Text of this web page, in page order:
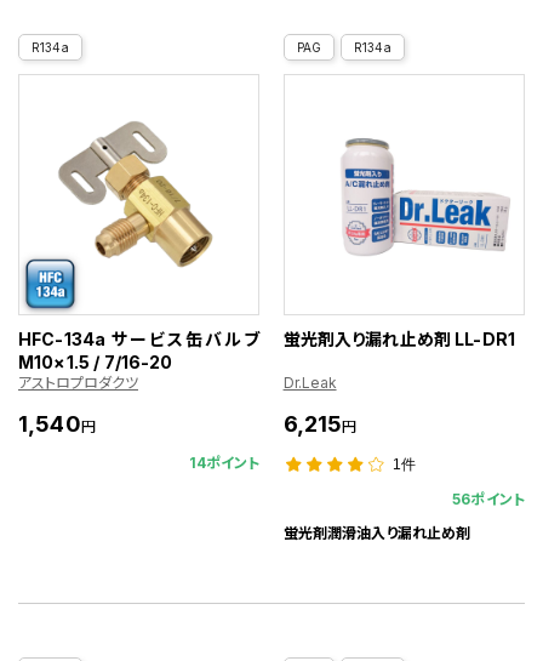
R134a
HFC-134a サービス缶バルブ
M10×1.5 / 7/16-20
アストロプロダクツ
1,540円
14ポイント
PAG R134a
蛍光剤入り漏れ止め剤 LL-DR1
Dr.Leak
6,215円
1件
56ポイント
蛍光剤潤滑油入り漏れ止め剤